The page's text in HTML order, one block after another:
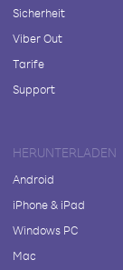
Sicherheit
Viber Out
Tarife
Support
HERUNTERLADEN
Android
iPhone & iPad
Windows PC
Mac